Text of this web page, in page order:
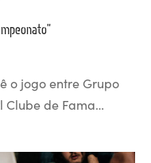
o jogo entre Grupo
Clube de Fama…